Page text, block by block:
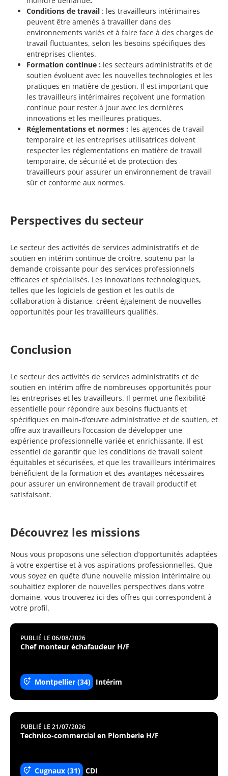
Conditions de travail : les travailleurs intérimaires
peuvent être amenés à travailler dans des
environnements variés et à faire face à des charges de
travail fluctuantes, selon les besoins spécifiques des
entreprises clientes.
Formation continue : les secteurs administratifs et de
soutien évoluent avec les nouvelles technologies et les
pratiques en matière de gestion. Il est important que
les travailleurs intérimaires reçoivent une formation
continue pour rester à jour avec les dernières
innovations et les meilleures pratiques.
Réglementations et normes : les agences de travail
temporaire et les entreprises utilisatrices doivent
respecter les réglementations en matière de travail
temporaire, de sécurité et de protection des
travailleurs pour assurer un environnement de travail
sûr et conforme aux normes.
Perspectives du secteur
Le secteur des activités de services administratifs et de
soutien en intérim continue de croître, soutenu par la
demande croissante pour des services professionnels
efficaces et spécialisés. Les innovations technologiques,
telles que les logiciels de gestion et les outils de
collaboration à distance, créent également de nouvelles
opportunités pour les travailleurs qualifiés.
Conclusion
Le secteur des activités de services administratifs et de
soutien en intérim offre de nombreuses opportunités pour
les entreprises et les travailleurs. Il permet une flexibilité
essentielle pour répondre aux besoins fluctuants et
spécifiques en main-d’œuvre administrative et de soutien, et
offre aux travailleurs l’occasion de développer une
expérience professionnelle variée et enrichissante. Il est
essentiel de garantir que les conditions de travail soient
équitables et sécurisées, et que les travailleurs intérimaires
bénéficient de la formation et des avantages nécessaires
pour assurer un environnement de travail productif et
satisfaisant.
Découvrez les missions
Nous vous proposons une sélection d’opportunités adaptées
à votre expertise et à vos aspirations professionnelles. Que
vous soyez en quête d’une nouvelle mission intérimaire ou
souhaitiez explorer de nouvelles perspectives dans votre
domaine, vous trouverez ici des offres qui correspondent à
votre profil.
PUBLIÉ LE 06/08/2026
Chef monteur échafaudeur H/F
Montpellier (34) Intérim
PUBLIÉ LE 21/07/2026
Technico-commercial en Plomberie H/F
Cugnaux (31) CDI